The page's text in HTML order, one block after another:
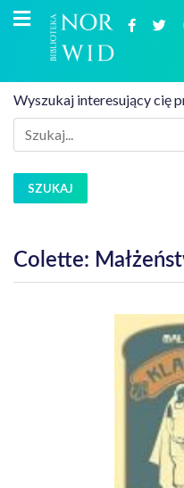
Wyszukaj interesujący cię
SZUKAJ
Colette: